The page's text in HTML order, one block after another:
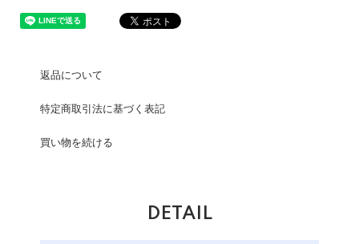
返品について
特定商取引法に基づく表記
買い物を続ける
DETAIL